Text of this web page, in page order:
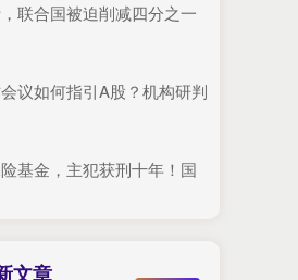
联合国被迫削减四分之一
议如何指引A股？机构研判
基金，主犯获刑十年！国
文章